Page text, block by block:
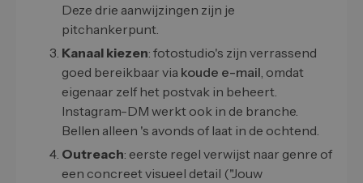
Deze drie aanwijzingen zijn je
pitchankerpunt.
Kanaal kiezen: fotostudio's zijn verrassend
goed bereikbaar via koude e-mail, omdat
eigenaar zelf het postvak in beheert.
Instagram-DM werkt ook in de branche.
Bellen alleen 's avonds of laat in de ochtend.
Outreach: eerste regel verwijst naar genre of
een concreet visueel detail ("Jouw